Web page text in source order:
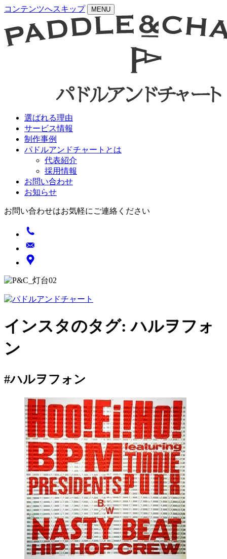
コンテンツへスキップ MENU
選ばれる理由
サービス情報
制作事例
パドルアンドチャートとは
代表紹介
採用情報
お問い合わせ
お知らせ
お問い合わせはお気軽にご連絡ください
インスタのタグ:ハルヲフォ
ン
#ハルヲフォン